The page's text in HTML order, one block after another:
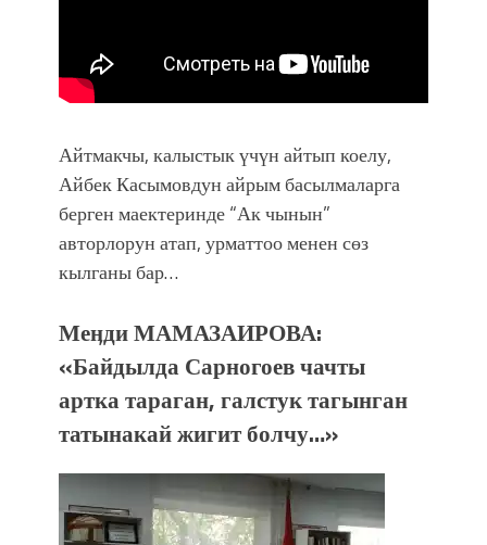
Айтмакчы, калыстык үчүн айтып коелу,
Айбек Касымовдун айрым басылмаларга
берген маектеринде “Ак чынын”
авторлорун атап, урматтоо менен сөз
кылганы бар…
Меӊди МАМАЗАИРОВА:
«Байдылда Сарногоев чачты
артка тараган, галстук тагынган
татынакай жигит болчу…»